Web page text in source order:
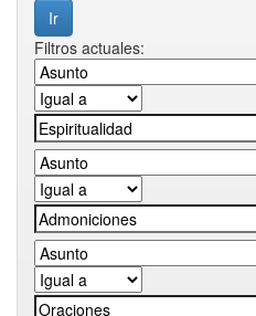
Filtros actuales: